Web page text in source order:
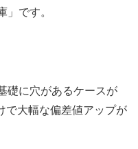
」です。
礎に穴があるケースが
で大幅な偏差値アップが